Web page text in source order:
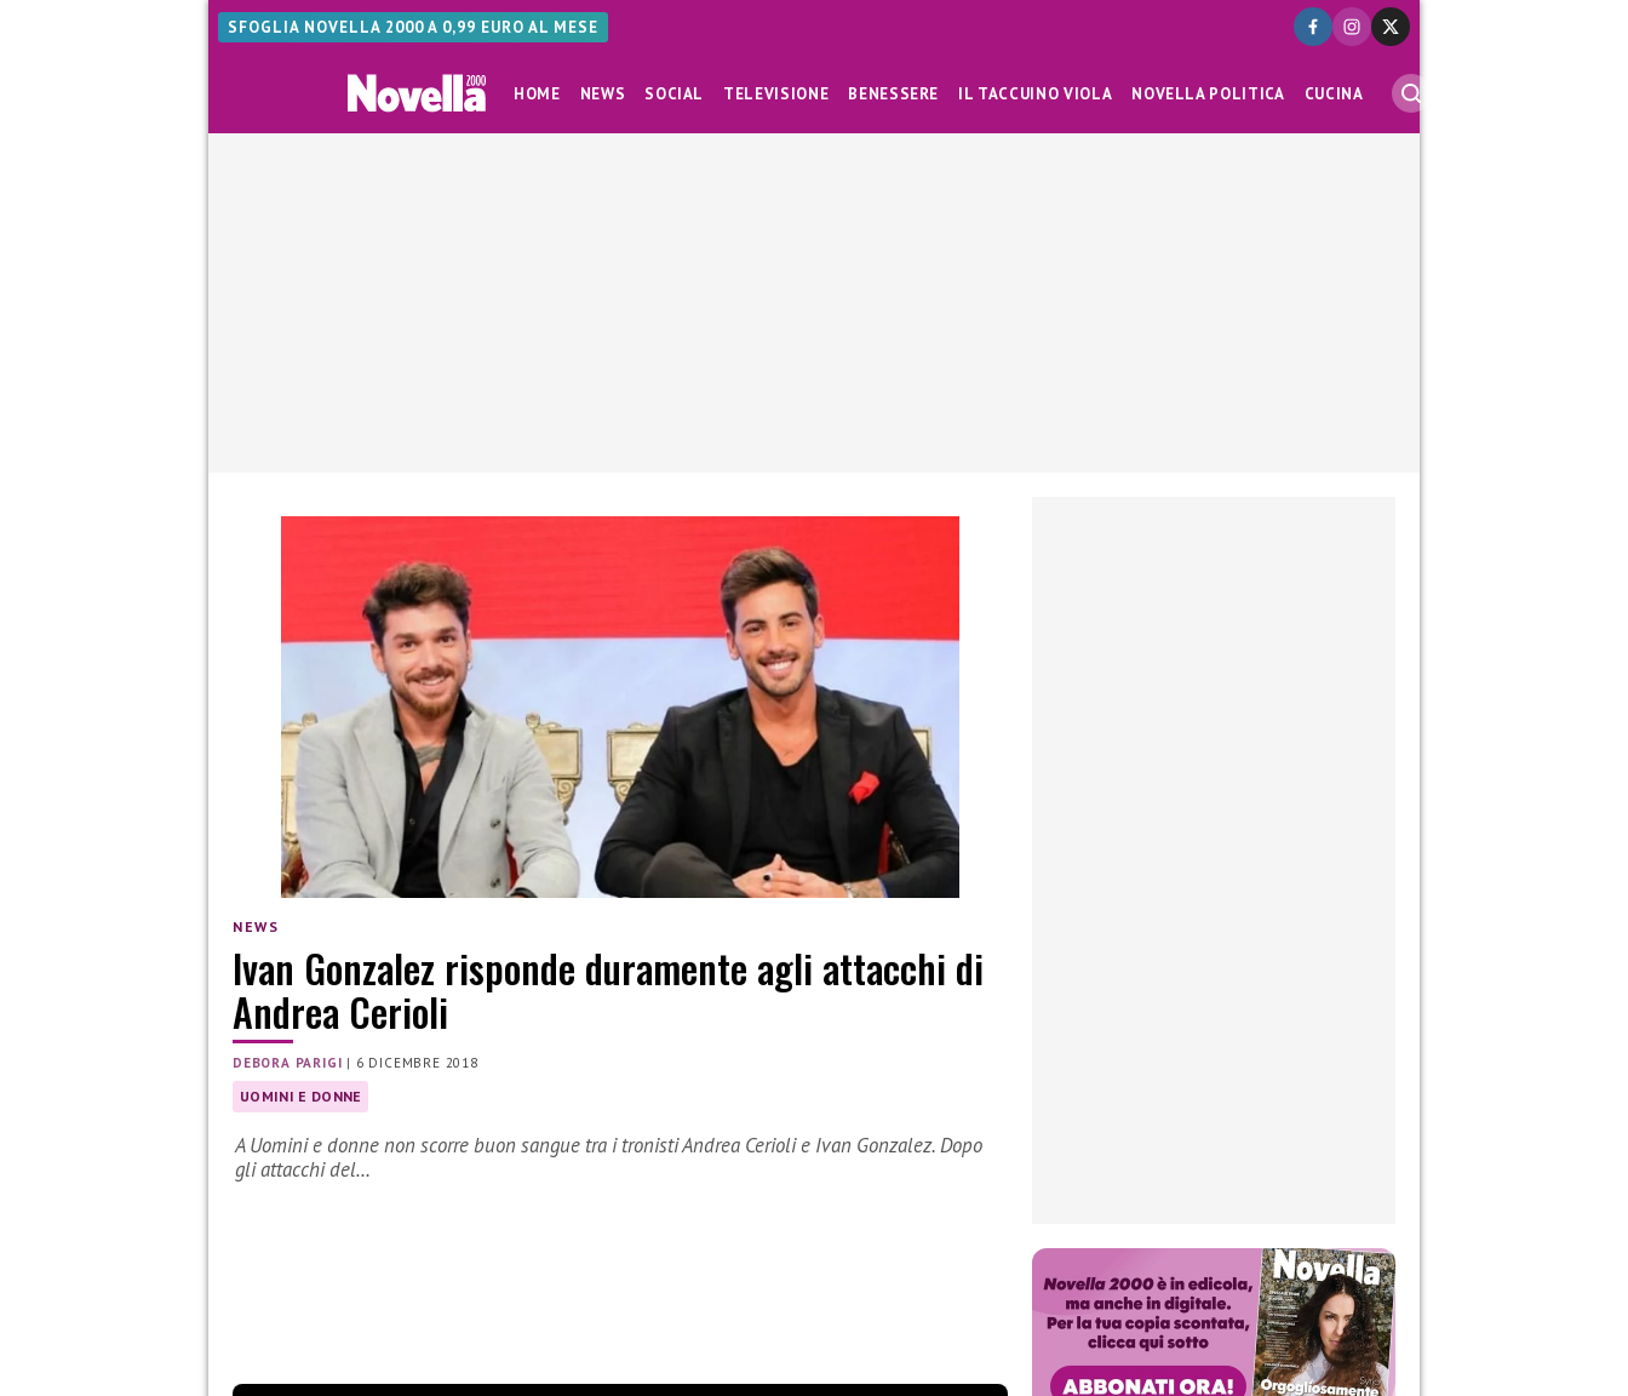
SFOGLIA NOVELLA 2000 A 0,99 EURO AL MESE
HOME NEWS SOCIAL TELEVISIONE BENESSERE IL TACCUINO VIOLA NOVELLA POLITICA CUCINA
NEWS
Ivan Gonzalez risponde duramente agli attacchi di
Andrea Cerioli
DEBORA PARIGI | 6 DICEMBRE 2018
UOMINI E DONNE
A Uomini e donne non scorre buon sangue tra i tronisti Andrea Cerioli e Ivan Gonzalez. Dopo
gli attacchi del…